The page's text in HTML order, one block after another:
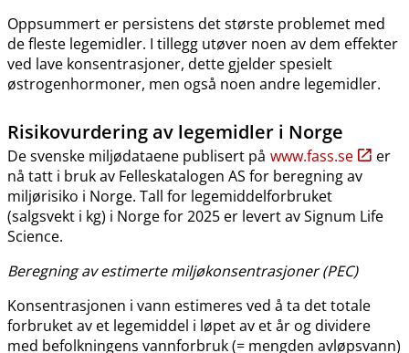
Oppsummert er persistens det største problemet med
de fleste legemidler. I tillegg utøver noen av dem effekter
ved lave konsentrasjoner, dette gjelder spesielt
østrogenhormoner, men også noen andre legemidler.
Risikovurdering av legemidler i Norge
De svenske miljødataene publisert på www.fass.se
er
nå tatt i bruk av Felleskatalogen AS for beregning av
miljørisiko i Norge. Tall for legemiddelforbruket
(salgsvekt i kg) i Norge for 2025 er levert av Signum Life
Science.
Beregning av estimerte miljøkonsentrasjoner (PEC)
Konsentrasjonen i vann estimeres ved å ta det totale
forbruket av et legemiddel i løpet av et år og dividere
med befolkningens vannforbruk (= mengden avløpsvann)